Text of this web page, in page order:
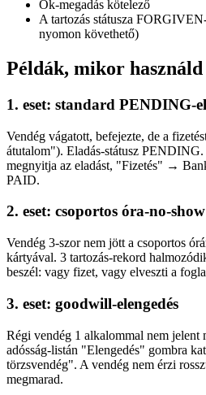
Ok-megadás kötelező
A tartozás státusza
nyomon követhető)
Példák, mikor használd
1. eset: standard PENDING-
Vendég vágatott, befejezte, de a
átutalom"). Eladás-státusz
megnyitja az eladást, "Fizetés" →
PAID.
2. eset: csoportos óra-no-
Vendég 3-szor nem jött a csoportos
kártyával. 3 tartozás-rekord
beszél: vagy fizet, vagy elveszti a
3. eset: goodwill-elengedés
Régi vendég 1 alkalommal nem jelent
adósság-listán "Elengedés" gombra
törzsvendég". A vendég nem érzi
megmarad.